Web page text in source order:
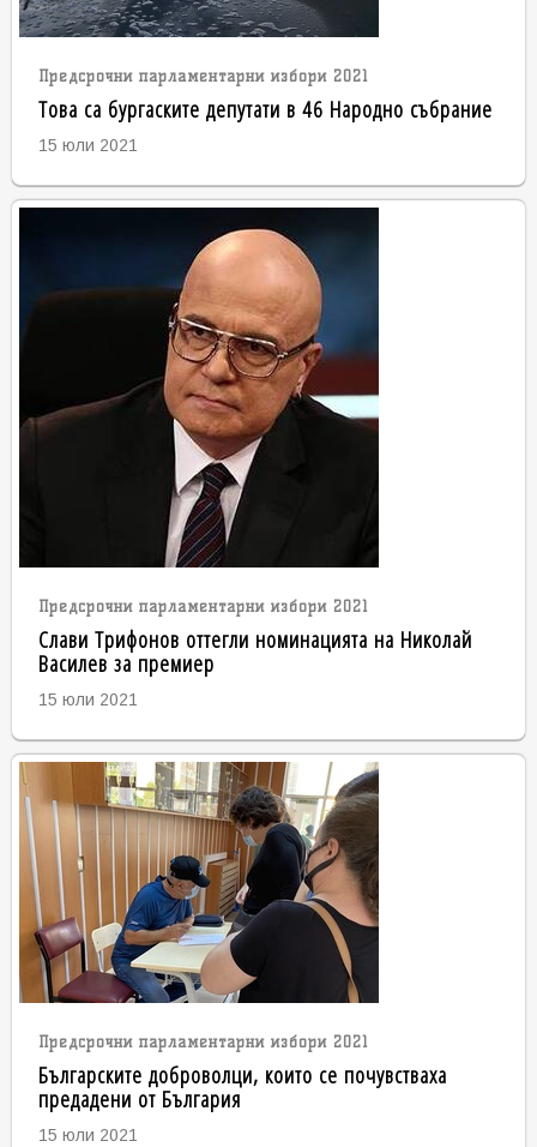
Предсрочни парламентарни избори 2021
Това са бургаските депутати в 46 Народно събрание
15 юли 2021
Предсрочни парламентарни избори 2021
Слави Трифонов оттегли номинацията на Николай
Василев за премиер
15 юли 2021
Предсрочни парламентарни избори 2021
Българските доброволци, които се почувстваха
предадени от България
15 юли 2021